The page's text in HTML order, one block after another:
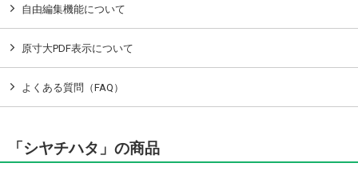
自由編集機能について
原寸大PDF表示について
よくある質問（FAQ）
「シヤチハタ」の商品